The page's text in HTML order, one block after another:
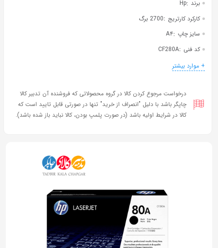
برند :
Hp
کارکرد کارتریج :2700 برگ
سایز چاپ :A۴
کد فنی :
CF280A
رنگ : مشکی
+ موارد بیشتر
درخواست مرجوع کردن کالا در گروه محصولاتی که فروشنده آن تدبیر کالا
چاپگر باشد با دلیل "انصراف از خرید" تنها در صورتی قابل تایید است که
کالا در شرایط اولیه باشد (در صورت پلمپ بودن، کالا نباید باز شده باشد).